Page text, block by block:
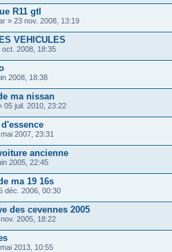
R11 gtl
» 23 nov. 2008, 13:19
VEHICULES
oct. 2008, 18:35
2008, 18:38
ma nissan
05 juil. 2010, 23:22
2007, 23:31
ancienne
2005, 22:45
ma 19 16s
déc. 2006, 00:30
des cevennes 2005
2005, 18:22
2013, 10:55